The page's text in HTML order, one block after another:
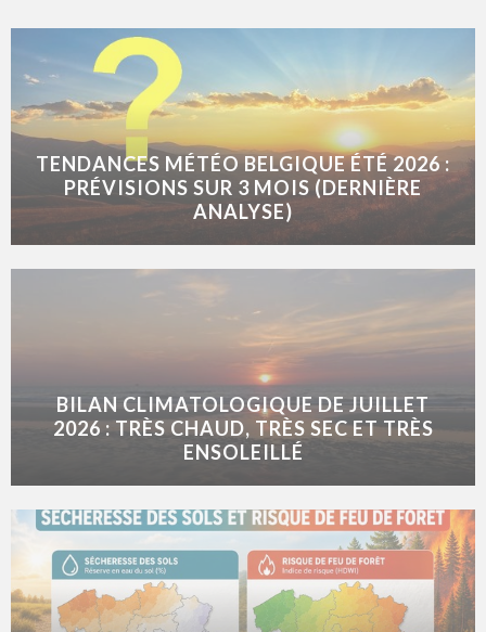
TENDANCES MÉTÉO BELGIQUE ÉTÉ 2026 :
PRÉVISIONS SUR 3 MOIS (DERNIÈRE
ANALYSE)
BILAN CLIMATOLOGIQUE DE JUILLET
2026 : TRÈS CHAUD, TRÈS SEC ET TRÈS
ENSOLEILLÉ